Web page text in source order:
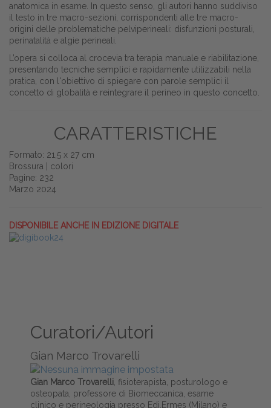
anatomica in esame. In questo senso, gli autori hanno suddiviso
il testo in tre macro-sezioni, corrispondenti alle tre macro-
origini delle problematiche pelviperineali: disfunzioni posturali,
perinatalità e algie perineali.
L’opera si colloca al crocevia tra terapia manuale e riabilitazione,
presentando tecniche semplici e rapidamente utilizzabili nella
pratica, con l'obiettivo di spiegare con parole semplici il
concetto di globalità e reintegrare il perineo in questo concetto.
CARATTERISTICHE
Formato: 21,5 x 27 cm
Brossura | colori
Pagine: 232
Marzo 2024
DISPONIBILE ANCHE IN EDIZIONE DIGITALE
Curatori/Autori
Gian Marco Trovarelli
Gian Marco Trovarelli, fisioterapista, posturologo e
osteopata, professore di Biomeccanica, esame
clinico e perineologia presso Edi.Ermes (Milano) e